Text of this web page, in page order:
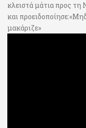
κλειστά μάτια προς τη
και
μακάριζε»